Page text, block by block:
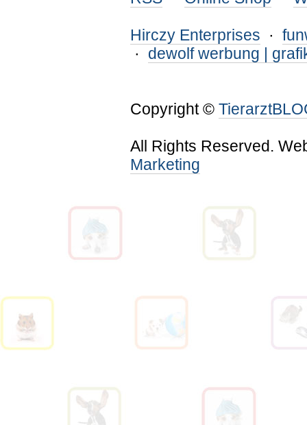
Hirczy Enterprises ·
· dewolf werbung |
Copyright ©
All Rights Reserved.
Marketing